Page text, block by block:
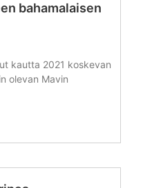
bahamalaisen
kautta 2021 koskevan
olevan Mavin